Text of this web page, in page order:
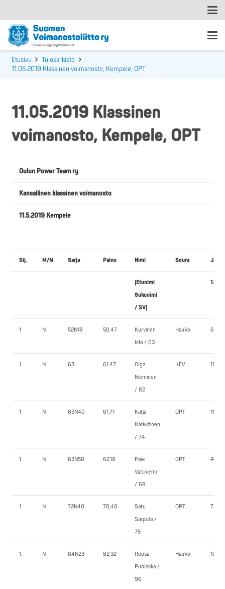
Etusivu
Tulosarkisto
11.05.2019 Klassinen voimanosto, Kempele, OPT
11.05.2019 Klassinen
voimanosto, Kempele, OPT
Oulun Power Team ry
Kansallinen klassinen voimanosto
11.5.2019 Kempele
Sij. M/N Sarja Paino Nimi Seura
(Etunimi
Sukunimi
/ SV)
1.
1. N 52N18 50,47
Kurvinen
Iida / 03
HauVo 60,0
1. N 63 61,47
Olga
Nieminen
/ 82
KEV 110,0
1. N 63N40 61,71
Katja
Kärkkäinen
/ 74
OPT 110,0
1. N 63N50 62,18
Päivi
Vaitiniemi
/ 69
OPT 70,0
1. N 72N40 70,40
Satu
Sarpola /
75
OPT 75,0
1. N 84N23 82,32
Roosa
Puolakka /
96
HauVo 107,5